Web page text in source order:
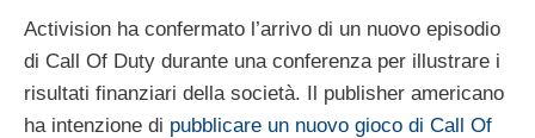
Activision ha confermato l’arrivo di un nuovo episodio
di Call Of Duty durante una conferenza per illustrare i
risultati finanziari della società. Il publisher americano
ha intenzione di pubblicare un nuovo gioco di Call Of